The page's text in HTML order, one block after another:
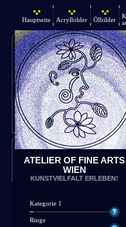
Hauptseite Acrylbilder Ölbilder
ATELIER OF FINE ARTS
WIEN
KUNSTVIELFALT ERLEBEN!
Kategorie 1
Ringe